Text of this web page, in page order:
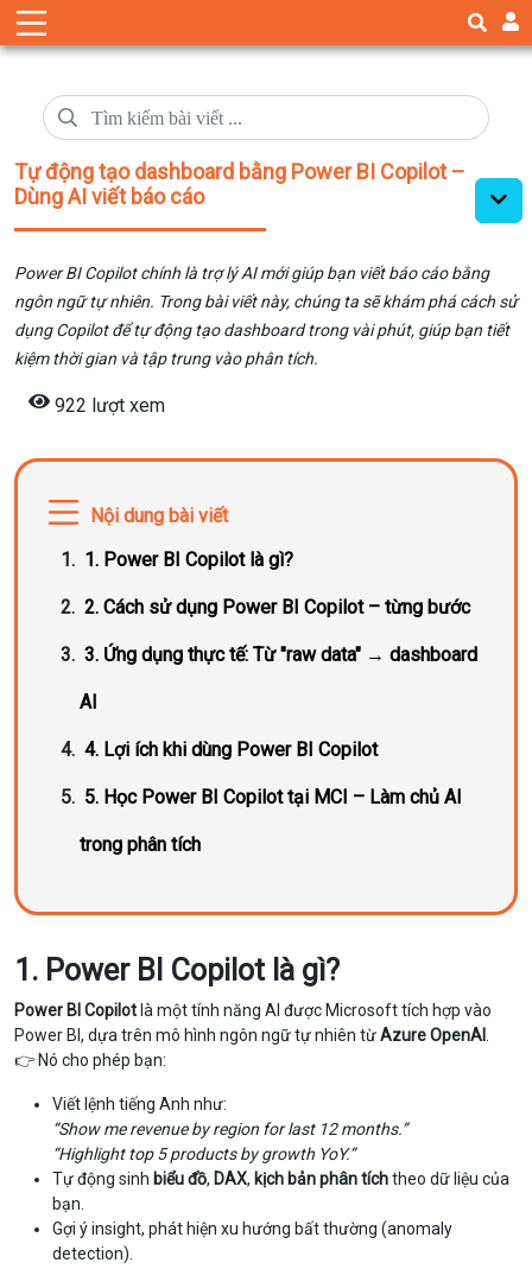
Tự động tạo dashboard bằng Power BI Copilot –
Dùng AI viết báo cáo
Power BI Copilot chính là trợ lý AI mới giúp bạn viết báo cáo bằng
ngôn ngữ tự nhiên. Trong bài viết này, chúng ta sẽ khám phá cách sử
dụng Copilot để tự động tạo dashboard trong vài phút, giúp bạn tiết
kiệm thời gian và tập trung vào phân tích.
922 lượt xem
Nội dung bài viết
1. Power BI Copilot là gì?
2. Cách sử dụng Power BI Copilot – từng bước
3. Ứng dụng thực tế: Từ "raw data" → dashboard
AI
4. Lợi ích khi dùng Power BI Copilot
5. Học Power BI Copilot tại MCI – Làm chủ AI
trong phân tích
1. Power BI Copilot là gì?
Power BI Copilot là một tính năng AI được Microsoft tích hợp vào
Power BI, dựa trên mô hình ngôn ngữ tự nhiên từAzure OpenAI
👉 Nó cho phép bạn:
Viết lệnh tiếng Anh như:
“Show me revenue by region for last 12 months.”
“Highlight top 5 products by growth YoY.”
Tự động sinh biểu đồ, DAX, kịch bản phân tíchtheo dữ liệu của
bạn.
Gợi ý insight, phát hiện xu hướng bất thường (anomaly
detection).